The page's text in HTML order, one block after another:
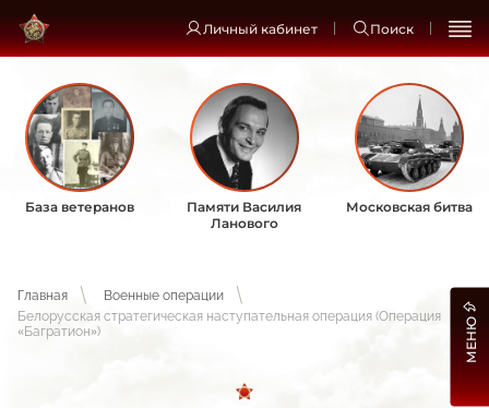
Личный кабинет Поиск
База ветеранов
Памяти Василия
Ланового
Московская битва
Главная
Военные операции
Белорусская стратегическая наступательная операция (Операция
«Багратион»)
МЕНЮ